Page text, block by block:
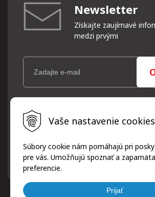
Vaše nastavenie cookies
Súbory cookie nám pomáhajú pri
pre vás. Umožňujú spoznať a
preferencie.
Prijať
Newsletter
Získajte zaujímavé
medzi prvými
Vaše osobné údaje (email) budeme
účelom v súlade s platnou legislatívou a
osobných údajov. Súhlas potvrdíte kliknutím
písomne, emailom alebo kliknutím na odkaz
informačného emailu.